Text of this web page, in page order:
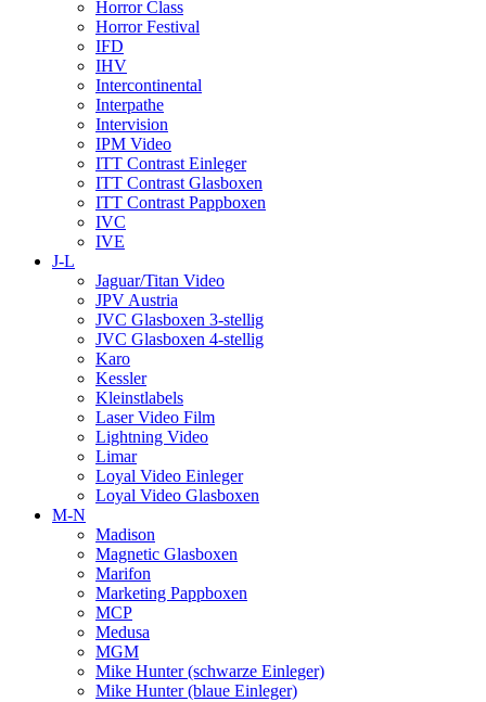
Horror Class
Horror Festival
IFD
IHV
Intercontinental
Interpathe
Intervision
IPM Video
ITT Contrast Einleger
ITT Contrast Glasboxen
ITT Contrast Pappboxen
IVC
IVE
J-L
Jaguar/Titan Video
JPV Austria
JVC Glasboxen 3-stellig
JVC Glasboxen 4-stellig
Karo
Kessler
Kleinstlabels
Laser Video Film
Lightning Video
Limar
Loyal Video Einleger
Loyal Video Glasboxen
M-N
Madison
Magnetic Glasboxen
Marifon
Marketing Pappboxen
MCP
Medusa
MGM
Mike Hunter (schwarze Einleger)
Mike Hunter (blaue Einleger)